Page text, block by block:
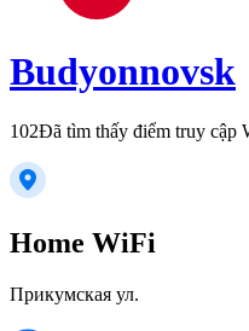
Budyonnovsk
102Đã tìm thấy điểm truy cập
Home WiFi
Прикумская ул.